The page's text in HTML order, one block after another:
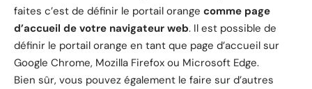
faites c’est de définir le portail orange comme page
d’accueil de votre navigateur web. Il est possible de
définir le portail orange en tant que page d’accueil sur
Google Chrome, Mozilla Firefox ou Microsoft Edge.
Bien sûr, vous pouvez également le faire sur d’autres